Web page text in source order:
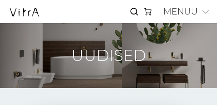
MENÜÜ
UUDISED